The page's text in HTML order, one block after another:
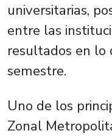
universitarias,
entre las
resultados en lo
semestre.
Uno de los
Zonal